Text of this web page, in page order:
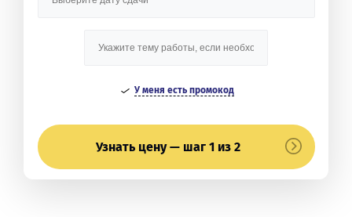
У меня есть промокод
Узнать цену — шаг 1 из 2